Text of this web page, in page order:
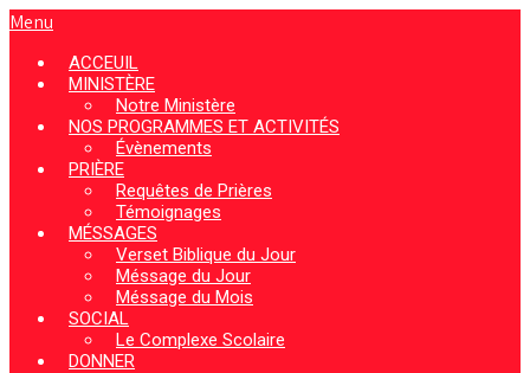
Menu
ACCEUIL
MINISTÈRE
Notre Ministère
NOS PROGRAMMES ET ACTIVITÉS
Évènements
PRIÈRE
Requêtes de Prières
Témoignages
MÉSSAGES
Verset Biblique du Jour
Méssage du Jour
Méssage du Mois
SOCIAL
Le Complexe Scolaire
DONNER